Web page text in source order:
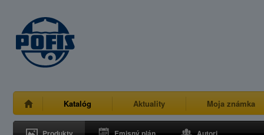
Katalóg Aktuality Moja známka